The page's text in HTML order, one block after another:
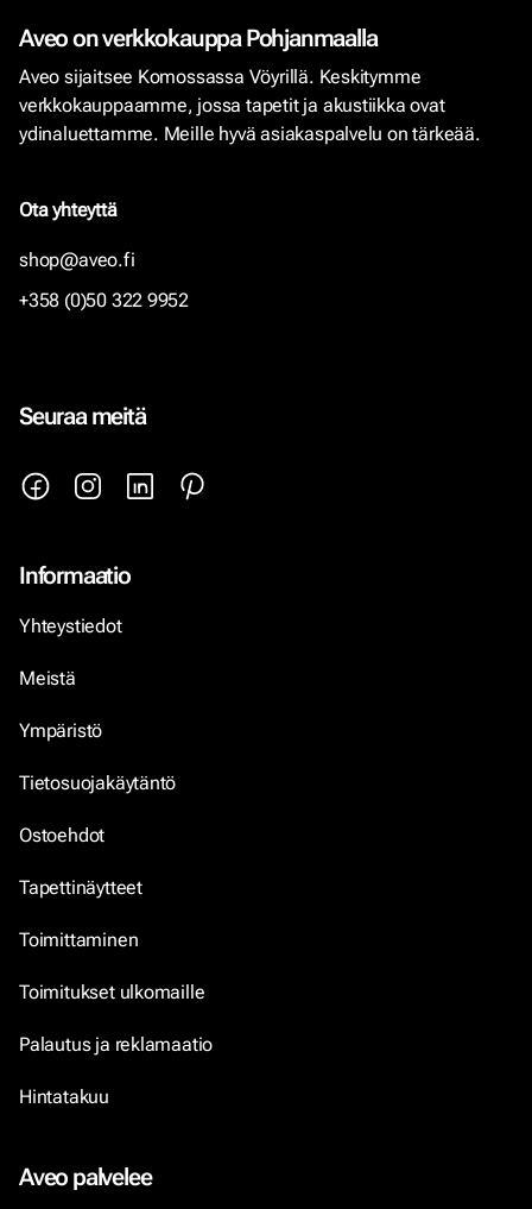
Aveo on verkkokauppa Pohjanmaalla
Aveo sijaitsee Komossassa Vöyrillä. Keskitymme
verkkokauppaamme, jossa tapetit ja akustiikka ovat
ydinaluettamme. Meille hyvä asiakaspalvelu on tärkeää.
Ota yhteyttä
shop@aveo.fi
+358 (0)50 322 9952
Seuraa meitä
Informaatio
Yhteystiedot
Meistä
Ympäristö
Tietosuojakäytäntö
Ostoehdot
Tapettinäytteet
Toimittaminen
Toimitukset ulkomaille
Palautus ja reklamaatio
Hintatakuu
Aveo palvelee